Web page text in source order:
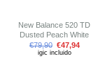
New Balance 520 TD
Dusted Peach White
€79,90 €47,94
igic incluido